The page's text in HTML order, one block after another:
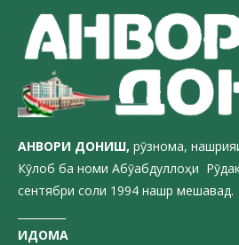
АНВОРИ ДОНИШ, рӯзнома,
Кӯлоб ба номи Абӯабдуллоҳи
сентябри соли 1994 нашр мешавад.
ИДОМА